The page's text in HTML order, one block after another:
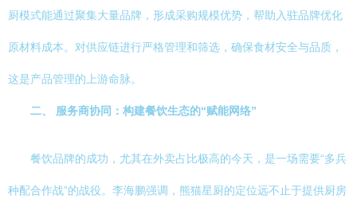
厨模式能通过聚集大量品牌，形成采购规模优势，帮助入驻品牌优化
原材料成本。对供应链进行严格管理和筛选，确保食材安全与品质，
这是产品管理的上游命脉。
二、 服务商协同：构建餐饮生态的“赋能网络”
餐饮品牌的成功，尤其在外卖占比极高的今天，是一场需要“多兵
种配合作战”的战役。李海鹏强调，熊猫星厨的定位远不止于提供厨房